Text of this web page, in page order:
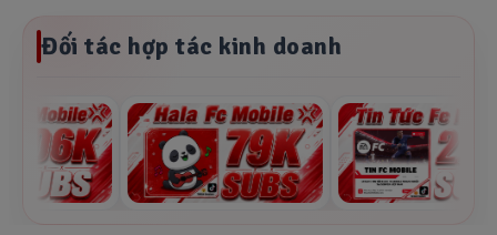
Đối tác hợp tác kinh doanh